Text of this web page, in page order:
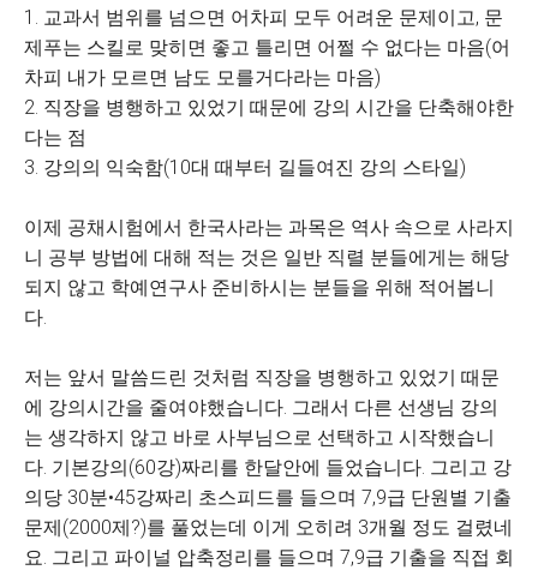
1. 교과서 범위를 넘으면 어차피 모두 어려운 문제이고, 문
제푸는 스킬로 맞히면 좋고 틀리면 어쩔 수 없다는 마음(어
차피 내가 모르면 남도 모를거다라는 마음)
2. 직장을 병행하고 있었기 때문에 강의 시간을 단축해야한
다는 점
3. 강의의 익숙함(10대 때부터 길들여진 강의 스타일)
이제 공채시험에서 한국사라는 과목은 역사 속으로 사라지
니 공부 방법에 대해 적는 것은 일반 직렬 분들에게는 해당
되지 않고 학예연구사 준비하시는 분들을 위해 적어봅니
다.
저는 앞서 말씀드린 것처럼 직장을 병행하고 있었기 때문
에 강의시간을 줄여야했습니다. 그래서 다른 선생님 강의
는 생각하지 않고 바로 사부님으로 선택하고 시작했습니
다. 기본강의(60강)짜리를 한달안에 들었습니다. 그리고 강
의당 30분•45강짜리 초스피드를 들으며 7,9급 단원별 기출
문제(2000제?)를 풀었는데 이게 오히려 3개월 정도 걸렸네
요. 그리고 파이널 압축정리를 들으며 7,9급 기출을 직접 회